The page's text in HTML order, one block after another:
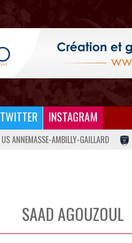
TWITTER INSTAGRAM
US ANNEMASSE-AMBILLY-GAILLARD
SAAD AGOUZOUL